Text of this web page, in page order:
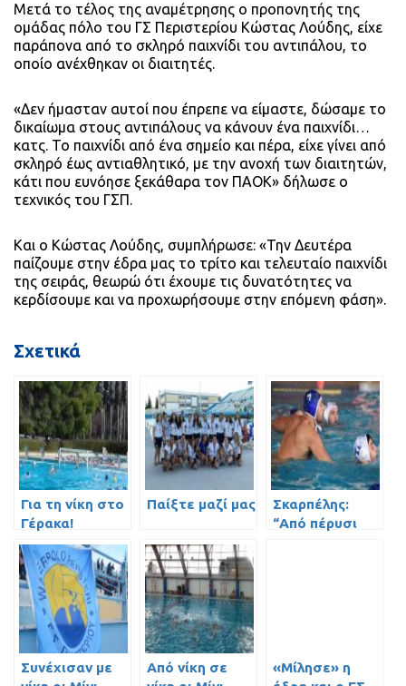
Μετά το τέλος της αναμέτρησης ο προπονητής της
ομάδας πόλο του ΓΣ Περιστερίου Κώστας Λούδης, είχε
παράπονα από το σκληρό παιχνίδι του αντιπάλου, το
οποίο ανέχθηκαν οι διαιτητές.
«Δεν ήμασταν αυτοί που έπρεπε να είμαστε, δώσαμε το
δικαίωμα στους αντιπάλους να κάνουν ένα παιχνίδι…
κατς. Το παιχνίδι από ένα σημείο και πέρα, είχε γίνει από
σκληρό έως αντιαθλητικό, με την ανοχή των διαιτητών,
κάτι που ευνόησε ξεκάθαρα τον ΠΑΟΚ» δήλωσε ο
τεχνικός του ΓΣΠ.
Και ο Κώστας Λούδης, συμπλήρωσε: «Την Δευτέρα
παίζουμε στην έδρα μας το τρίτο και τελευταίο παιχνίδι
της σειράς, θεωρώ ότι έχουμε τις δυνατότητες να
κερδίσουμε και να προχωρήσουμε στην επόμενη φάση».
Σχετικά
Για τη νίκη στο
Γέρακα!
Παίξτε μαζί μας
Σκαρπέλης:
“Από πέρυσι
Συνέχισαν με
Από νίκη σε
«Μίλησε» η